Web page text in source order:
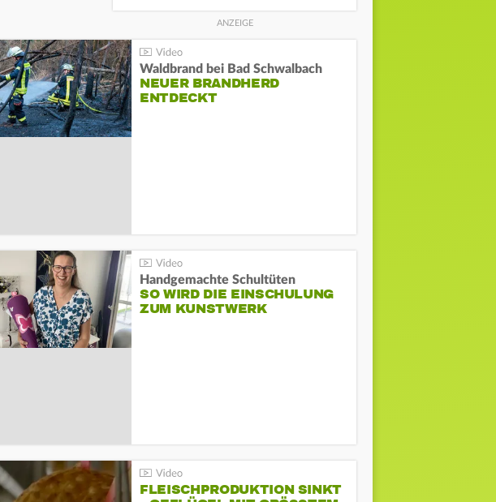
Waldbrand bei Bad Schwalbach
NEUER BRANDHERD
ENTDECKT
Handgemachte Schultüten
SO WIRD DIE EINSCHULUNG
ZUM KUNSTWERK
FLEISCHPRODUKTION SINKT